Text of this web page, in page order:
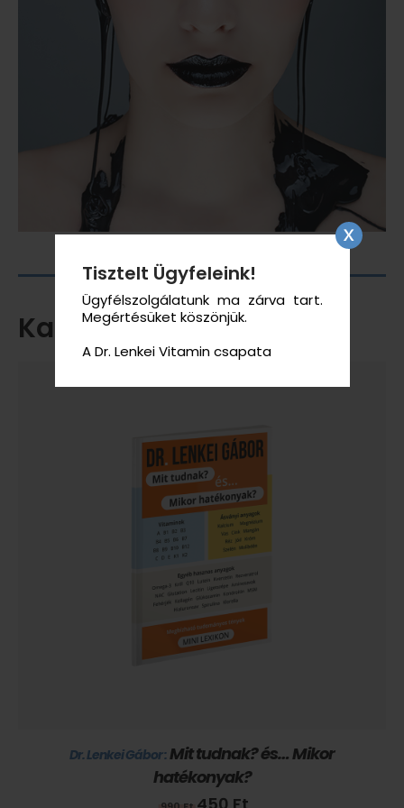
Tisztelt Ügyfeleink!
Ügyfélszolgálatunk ma zárva tart.
Megértésüket köszönjük.
A Dr. Lenkei Vitamin csapata
Kapcsolódó termékek
Dr. Lenkei Gábor :Mit tudnak? és… Mikor
hatékonyak?
OriginalCurrent